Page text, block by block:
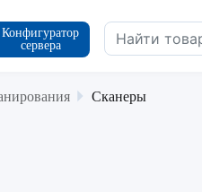
Конфигуратор
сервера
Сканеры